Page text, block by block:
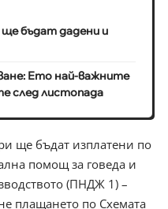
бъдат дадени и
Ето най-важните
след листопада
ще бъдат изплатени по
помощ за говеда и
(ПНДЖ 1) –
плащането по Схемата